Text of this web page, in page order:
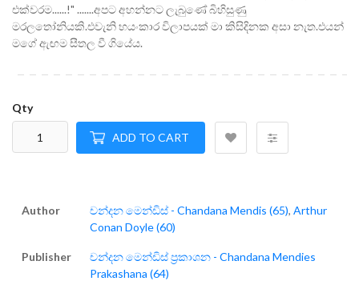
එක්වරම......!" .......අපට අහන්නට ලැබුණේ බිහිසුණු
මරලතෝනියකි.එවැනි භයංකාර විලාපයක් මා කිසිදිනක අසා නැත.එයන්
මගේ ඇඟම සීතල වී ගියේය.
Qty
ADD TO CART
Author චන්දන මෙන්ඩිස් - Chandana Mendis (65), Arthur
Conan Doyle (60)
Publisher
චන්දන මෙන්ඩිස් ප්‍රකාශන - Chandana Mendies
Prakashana (64)